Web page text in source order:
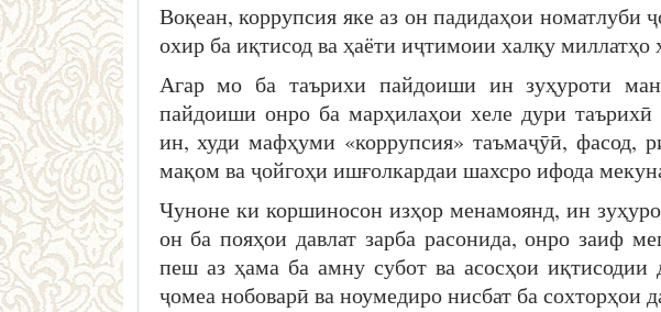
Воқеан, коррупсия яке аз он падидаҳои номатлуби
охир ба иқтисод ва ҳаёти иҷтимоии халқу миллатҳо
Агар мо ба таърихи пайдоиши ин зуҳуроти
пайдоиши онро ба марҳилаҳои хеле дури
ин, худи мафҳуми «коррупсия» таъмаҷӯӣ, фасод,
мақом ва ҷойгоҳи ишғолкардаи шахсро ифода
Чуноне ки коршиносон изҳор менамоянд, ин
он ба пояҳои давлат зарба расонида, онро заиф
пеш аз ҳама ба амну субот ва асосҳои иқтисодии
ҷомеа нобоварӣ ва ноумедиро нисбат ба сохторҳои